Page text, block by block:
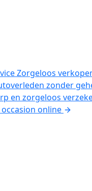
Zorgeloos
zonder
en zorgeloos
online